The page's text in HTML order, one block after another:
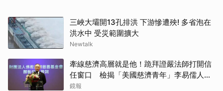
三峽大壩開13孔排洪 下游慘遭殃! 多省泡在
洪水中 受災範圍擴大
Newtalk
牽線慈濟高層就是他！跪拜證嚴法師打開信
任窗口 檢揭「美國慈濟青年」李易儒人脈
網絡
鏡報